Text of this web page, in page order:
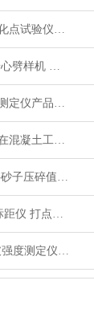
SYD-2806J 沥青软化点试验仪电脑四路液晶打印展示
岩心劈样机 轻便岩心劈样机 岩芯劈开机产品展示
陶瓷砖真空吸水率测定仪产品展示
水泥水化热测定仪在混凝土工程中的应用
砂子压碎仪 细集料砂子压碎值指标测定仪产品展示
DBJ5-10电动钢筋标距仪 打点机产品展示
YT1212土工膜胀破强度测定仪产品简介